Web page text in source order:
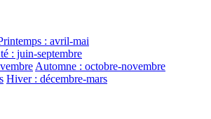
: avril-mai
: juin-septembre
Automne : octobre-novembre
Hiver : décembre-mars